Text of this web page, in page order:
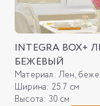
INTEGRA BOX+
БЕЖЕВЫЙ
Материал: Лен,
Ширина: 25.7 см
Высота: 30 см